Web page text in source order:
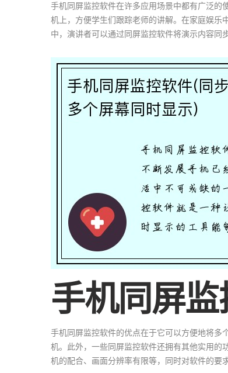
手机同屏监控软件在许多应用场景中都有广泛
机上，方便学生们跟踪老师的讲解。在家庭娱乐
中，演讲者可以通过同屏监控软件将演示内容同
手机同屏
手机同屏监控软件的优点在于它可以方便地将
机。此外，一些同屏监控软件还拥有其他实用
机的配合、画面分辨率有限等，同时对软件的要